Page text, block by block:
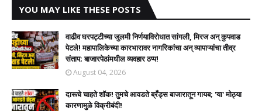
YOU MAY LIKE THESE POSTS
वाढीव घरपट्टीच्या जुलमी निर्णयाविरोधात सांगली, मिरज अन् कुपवाड
पेटले! महापालिकेच्या कारभारावर नागरिकांचा अन् व्यापाऱ्यांचा तीव्र
संताप; बाजारपेठांमधील व्यवहार ठप्प!​
August 04, 2026
दारूचे चाहते शॉक! तुमचे आवडते ब्रँड्स बाजारातून गायब; 'या' मोठ्या
कारणामुळे विक्रीबंदी!